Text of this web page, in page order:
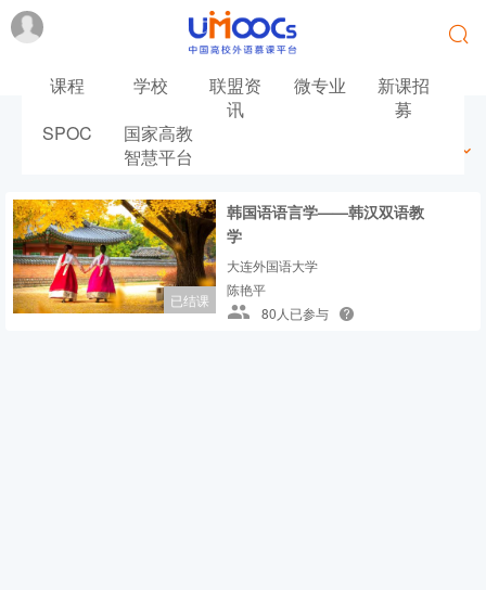
课程 学校
联盟资
讯
微专业
新课招
募
SPOC
国家高教
智慧平台
已结课
韩国语语言学——韩汉双语教
学
大连外国语大学
陈艳平
80人已参与